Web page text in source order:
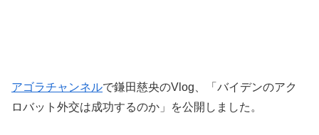
アゴラチャンネルで鎌田慈央のVlog、「バイデンのアク
ロバット外交は成功するのか」を公開しました。